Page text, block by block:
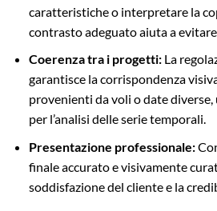
caratteristiche o interpretare la
contrasto adeguato aiuta a
Coerenza tra i progetti:La
garantisce la corrispondenza
provenienti da voli o date diverse,
per l’analisi delle serie temporali.
Presentazione professionale:
finale accurato e visivamente
soddisfazione del cliente e la